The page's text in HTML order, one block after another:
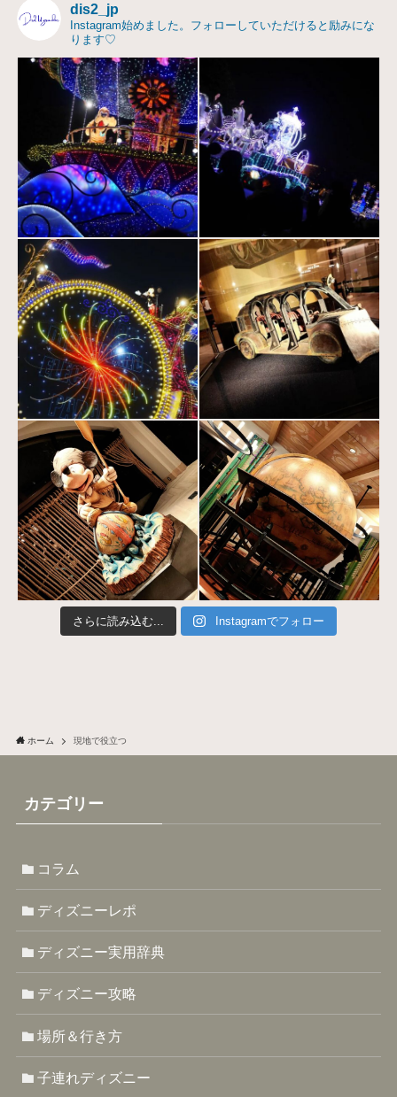
dis2_jp
Instagram始めました。フォローしていただけると励みにな
ります♡
さらに読み込む... Instagramでフォロー
ホーム 現地で役立つ
カテゴリー
コラム
ディズニーレポ
ディズニー実用辞典
ディズニー攻略
場所＆行き方
子連れディズニー